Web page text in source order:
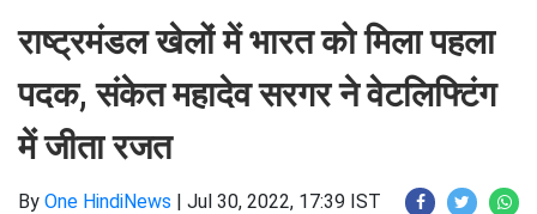
राष्ट्रमंडल खेलों में भारत को मिला पहला
पदक, संकेत महादेव सरगर ने वेटलिफ्टिंग
में जीता रजत
By One HindiNews | Jul 30, 2022, 17:39 IST